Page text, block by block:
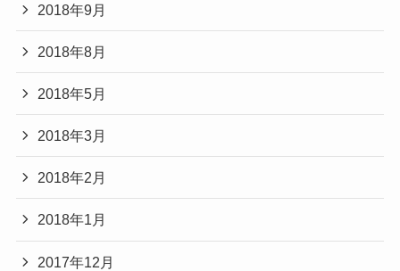
2018年9月
2018年8月
2018年5月
2018年3月
2018年2月
2018年1月
2017年12月